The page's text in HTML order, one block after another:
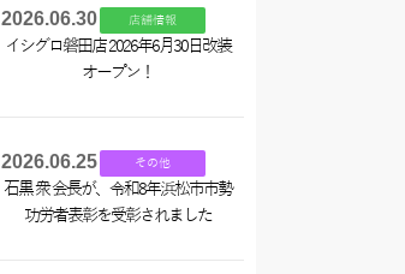
2026.06.30 店舗情報
イシグロ磐田店 2026年6月30日改装
オープン！
2026.06.25 その他
石黒 衆 会長が、令和8年浜松市市勢
功労者表彰を受彰されました